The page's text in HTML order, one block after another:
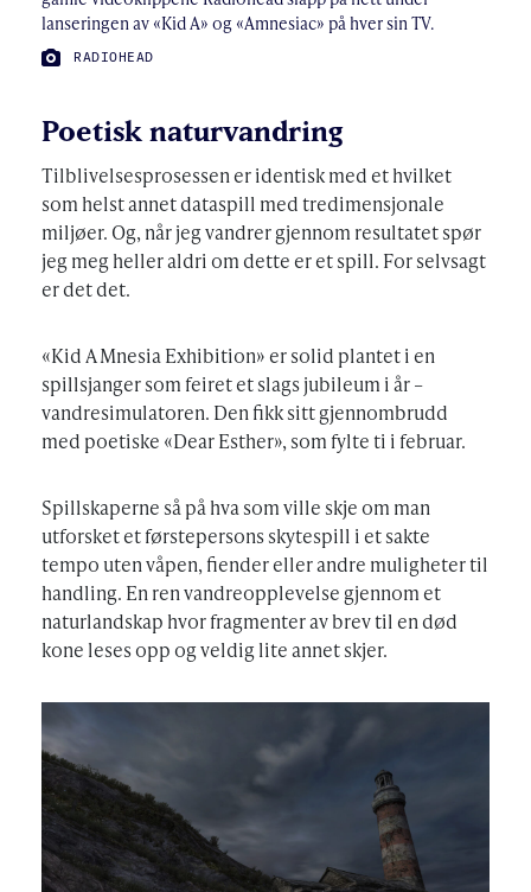
lanseringen av «Kid A» og «Amnesiac» på hver sin TV.
FOTO:
RADIOHEAD
Poetisk naturvandring
Tilblivelsesprosessen er identisk med et hvilket
som helst annet dataspill med tredimensjonale
miljøer. Og, når jeg vandrer gjennom resultatet spør
jeg meg heller aldri om dette er et spill. For selvsagt
er det det.
«Kid A Mnesia Exhibition» er solid plantet i en
spillsjanger som feiret et slags jubileum i år –
vandresimulatoren. Den fikk sitt gjennombrudd
med poetiske «Dear Esther», som fylte ti i februar.
Spillskaperne så på hva som ville skje om man
utforsket et førstepersons skytespill i et sakte
tempo uten våpen, fiender eller andre muligheter til
handling. En ren vandreopplevelse gjennom et
naturlandskap hvor fragmenter av brev til en død
kone leses opp og veldig lite annet skjer.